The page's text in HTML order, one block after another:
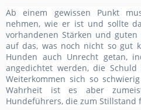
Ab einem gewissen Punkt
nehmen, wie er ist und sollte
vorhandenen Stärken und
auf das, was noch nicht so gut
Hunden auch Unrecht getan,
angedichtet werden, die
Weiterkommen sich so
Wahrheit ist es aber
Hundeführers, die zum Stillstand